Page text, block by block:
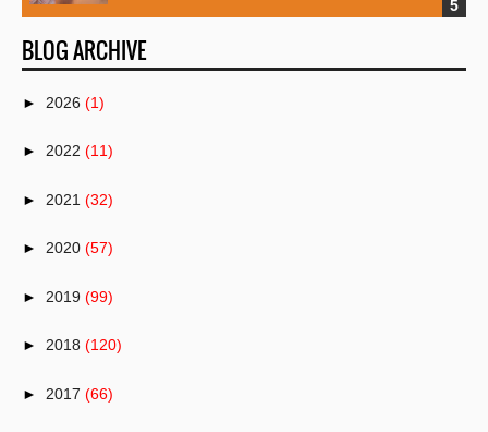
BLOG ARCHIVE
► 2026 (1)
► 2022 (11)
► 2021 (32)
► 2020 (57)
► 2019 (99)
► 2018 (120)
► 2017 (66)